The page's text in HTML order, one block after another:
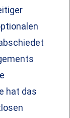
hat das